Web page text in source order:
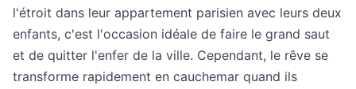
l'étroit dans leur appartement parisien avec leurs deux
enfants, c'est l'occasion idéale de faire le grand saut
et de quitter l'enfer de la ville. Cependant, le rêve se
transforme rapidement en cauchemar quand ils